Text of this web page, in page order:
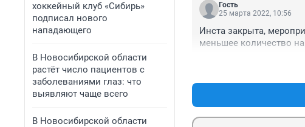
хоккейный клуб «Сибирь»
подписал нового
нападающего
В Новосибирской области
растёт число пациентов с
заболеваниями глаз: что
выявляют чаще всего
В Новосибирской области
Гость
25 марта 2022, 10:56
Инста закрыта,
меньшее количество